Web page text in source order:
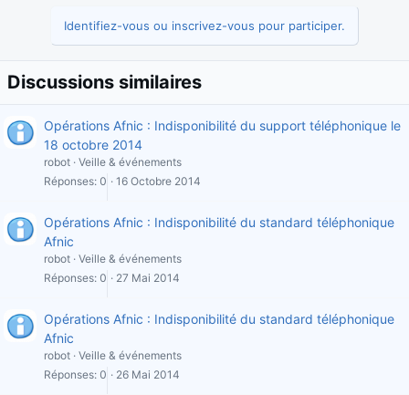
Identifiez-vous ou inscrivez-vous pour participer.
Discussions similaires
Opérations Afnic : Indisponibilité du support téléphonique le
18 octobre 2014
robot Veille & événements
Réponses 0 16 Octobre 2014
Opérations Afnic : Indisponibilité du standard téléphonique
Afnic
robot Veille & événements
Réponses 0 27 Mai 2014
Opérations Afnic : Indisponibilité du standard téléphonique
Afnic
robot Veille & événements
Réponses 0 26 Mai 2014